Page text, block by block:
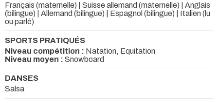
Français (maternelle) | Suisse allemand (maternelle) | Anglais
(bilingue) | Allemand (bilingue) | Espagnol (bilingue) | Italien (lu
ou parlé)
SPORTS PRATIQUÉS
Niveau compétition : Natation, Equitation
Niveau moyen : Snowboard
DANSES
Salsa